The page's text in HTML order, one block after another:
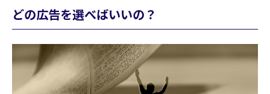
どの広告を選べばいいの？